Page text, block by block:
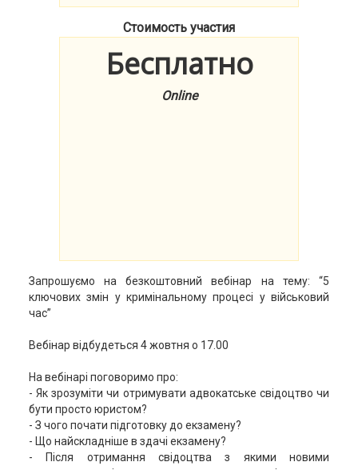
Стоимость участия
Бесплатно
Online
Запрошуємо на безкоштовний вебінар на тему: “5
ключових змін у кримінальному процесі у військовий
час”
Вебінар відбудеться 4 жовтня о 17.00
На вебінарі поговоримо про:
- Як зрозуміти чи отримувати адвокатське свідоцтво чи
бути просто юристом?
- З чого почати підготовку до екзамену?
- Що найскладніше в здачі екзамену?
- Після отримання свідоцтва з якими новими